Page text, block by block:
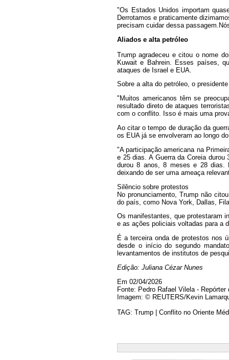
"Os Estados Unidos importam
Derrotamos e praticamente
precisam cuidar dessa
Aliados e alta petróleo
Trump agradeceu e citou o nome
Kuwait e Bahrein. Esses países,
ataques de Israel e EUA.
Sobre a alta do petróleo, o
"Muitos americanos têm se
resultado direto de ataques
com o conflito. Isso é mais uma
Ao citar o tempo de duração da
os EUA já se envolveram ao longo
"A participação americana na
e 25 dias. A Guerra da Coreia
durou 8 anos, 8 meses e 28 dias.
deixando de ser uma ameaça
Silêncio sobre protestos
No pronunciamento, Trump não
do país, como Nova York, Dallas,
Os manifestantes, que protestaram
e as ações policiais voltadas para a
É a terceira onda de protestos nos
desde o início do segundo
levantamentos de institutos de
Edição: Juliana Cézar Nunes
Em 02/04/2026
Fonte: Pedro Rafael Vilela - Repórter
Imagem: © REUTERS/Kevin
TAG: Trump | Conflito no Oriente